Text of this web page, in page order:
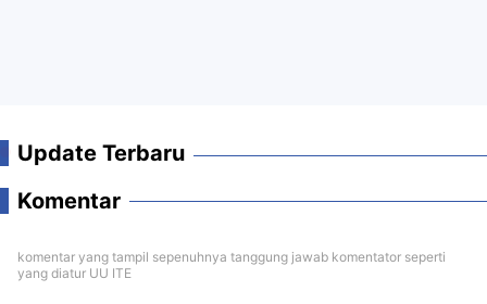
Update Terbaru
Komentar
komentar yang tampil sepenuhnya tanggung jawab komentator seperti
yang diatur UU ITE